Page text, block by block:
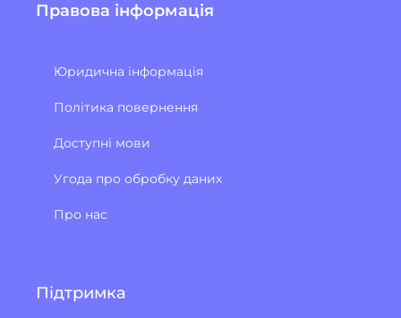
Правова інформація
Юридична інформація
Політика повернення
Доступні мови
Угода про обробку даних
Про нас
Підтримка